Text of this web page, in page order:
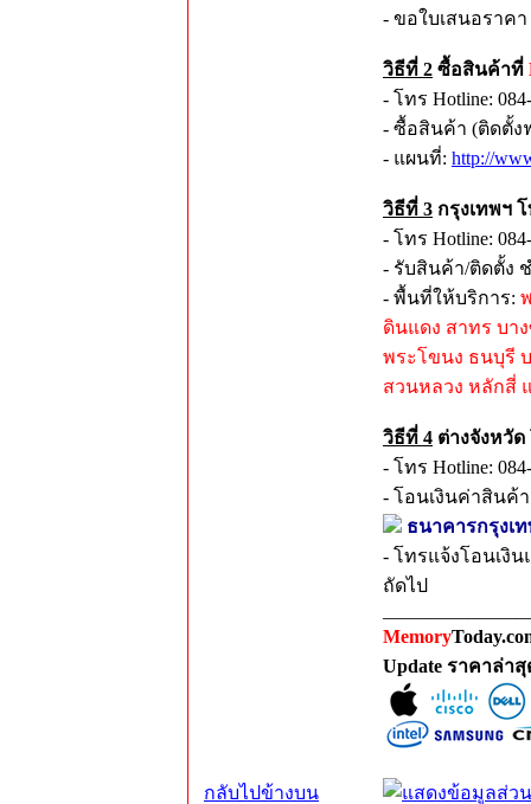
- ขอใบเสนอราคา
วิธีที่ 2 ซื้อสินค้าที่
- โทร Hotline:
- ซื้อสินค้า (ติดตั้ง
- แผนที่: http://
วิธีที่ 3 กรุงเทพฯ
- โทร Hotline:
- รับสินค้า/ติดตั้ง
- พื้นที่ให้บริการ:
ดินแดง สาทร บา
พระโขนง ธนบุรี
สวนหลวง หลักสี่
วิธีที่ 4 ต่างจังหวั
- โทร Hotline:
- โอนเงินค่าสินค้
ธนาคารกรุงเ
- โทรแจ้งโอนเงิ
ถัดไป
Memory
Update ราคาล่า
กลับไปข้างบน